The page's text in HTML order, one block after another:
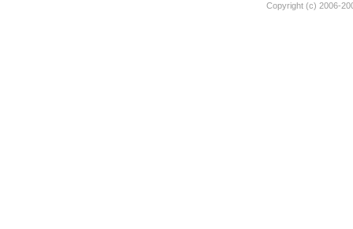
Copyright (c) 2006-